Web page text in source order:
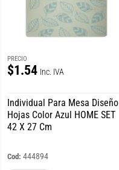
PRECIO
$1.54 Inc. IVA
Individual Para Mesa Diseño
Hojas Color Azul HOME SET
42 X 27 Cm
Cod: 444894